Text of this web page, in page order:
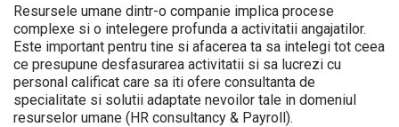
Resursele umane dintr-o companie implica procese
complexe si o intelegere profunda a activitatii angajatilor.
Este important pentru tine si afacerea ta sa intelegi tot ceea
ce presupune desfasurarea activitatii si sa lucrezi cu
personal calificat care sa iti ofere consultanta de
specialitate si solutii adaptate nevoilor tale in domeniul
resurselor umane (HR consultancy & Payroll).